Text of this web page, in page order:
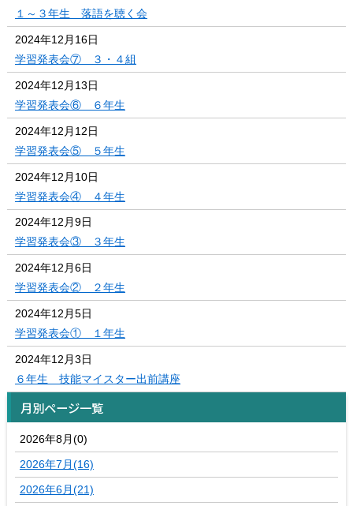
１～３年生 落語を聴く会
2024年12月16日
学習発表会⑦ ３・４組
2024年12月13日
学習発表会⑥ ６年生
2024年12月12日
学習発表会⑤ ５年生
2024年12月10日
学習発表会④ ４年生
2024年12月9日
学習発表会③ ３年生
2024年12月6日
学習発表会② ２年生
2024年12月5日
学習発表会① １年生
2024年12月3日
６年生 技能マイスター出前講座
月別ページ一覧
2026年8月(0)
2026年7月(16)
2026年6月(21)